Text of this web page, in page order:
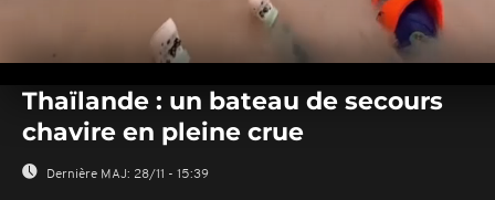
seconds
seconds
Thaïlande : un bateau de secours
chavire en pleine crue
Dernière MAJ: 28/11 - 15:39